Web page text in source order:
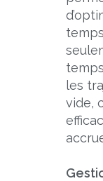
les
vide,